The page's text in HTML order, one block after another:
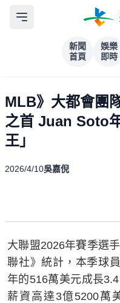
新聞
首頁
娛樂
即時
MLB》大都會團
之首 Juan Soto
王」
2026/4/10吳嘉倪
大聯盟2026年賽季選
聯社》統計，本季球
年的516萬美元成長
薪資高達3億5200萬